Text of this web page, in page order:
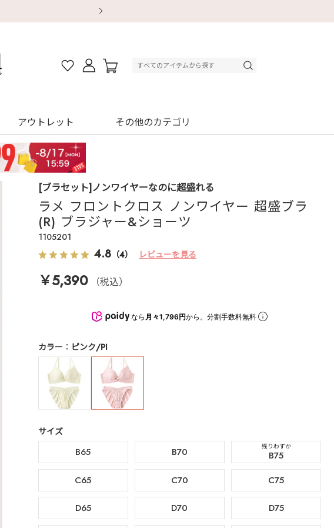
アウトレット その他のカテゴリ
[ブラセット]ノンワイヤーなのに超盛れる
ラメ フロントクロス ノンワイヤー 超盛ブラ
(R) ブラジャー&ショーツ
1105201
4.8 （4） レビューを見る
￥5,390 （税込）
なら 月々1,796円から。分割手数料無料
カラー ピンク/PI
サイズ
B65 B70 残りわずか
B75
C65
C70 C75
D65 D70 D75